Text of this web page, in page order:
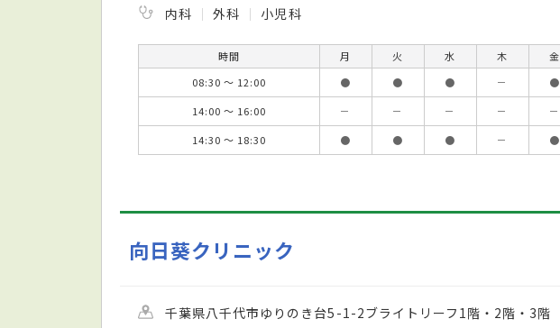
内科
外科 小児科
時間 月 火 水 木 金
08:30 ～ 12:00
● ● ● － ●
14:00 ～ 16:00
－ － － － －
14:30 ～ 18:30
● ● ● － ●
向日葵クリニック
千葉県八千代市ゆりのき台5-1-2ブライトリーフ1階・2階・3階